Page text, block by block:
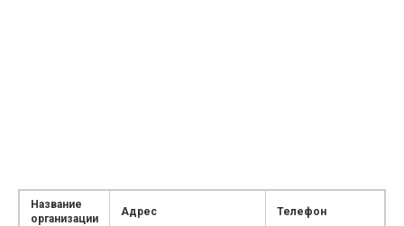
Название
организации
Адрес Телефон